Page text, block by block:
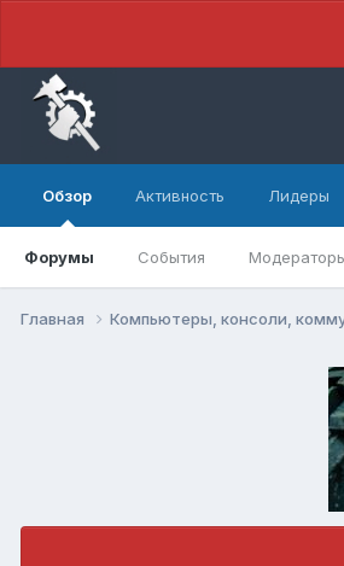
Обзор
Форумы События
Активность Лидеры
Главная Компьютеры, консоли,